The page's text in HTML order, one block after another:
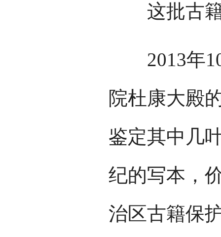
这批古籍
2013年10
院杜康大殿
鉴定其中几
纪的写本，
治区古籍保